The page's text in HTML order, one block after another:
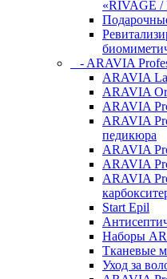
«RIVAGE
- ARAVIA
ARAVIA
ARAVIA
ARAVIA
ARAVIA
педикюра
ARAVIA
ARAVIA
ARAVIA
Start Epil
Наборы
Тканевые
Уход за